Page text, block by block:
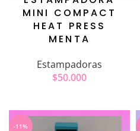
MINI COMPACT
HEAT PRESS
MENTA
Estampadoras
$50.000
-11%